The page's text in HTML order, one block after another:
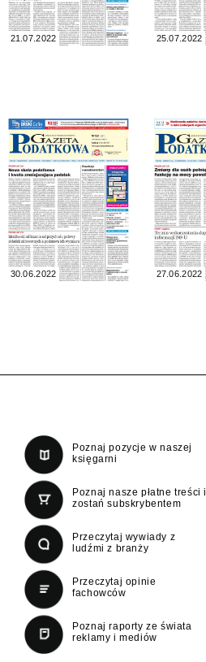
21.07.2022 25.07.2022
30.06.2022 27.06.2022
Poznaj pozycje w naszej
księgarni
Poznaj nasze płatne treści i
zostań subskrybentem
Przeczytaj wywiady z
ludźmi z branży
Przeczytaj opinie
fachowców
Poznaj raporty ze świata
reklamy i mediów